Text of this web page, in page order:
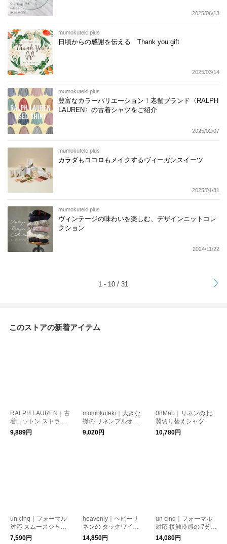
2025/06/13
mumokuteki plus
日頃からの感謝を伝える Thank you gift
2025/03/14
mumokuteki plus
豊富なカラーバリエーション！老舗ブランド〈RALPH
LAUREN〉の古着シャツをご紹介
2025/02/07
mumokuteki plus
カラダもココロもメイクするヴィーガンスイーツ
2025/01/31
mumokuteki plus
ヴィンテージの味わいを楽しむ、デザインニットコレ
クション
2024/11/22
1 - 10 / 31
このストアの新着アイテム
RALPH LAUREN｜古
着コットン ストライ
プ半袖シャツ23
9,889円
mumokuteki｜大きな
襟の リネンプルオー
バー
9,020円
08Mab｜リネンの 比
翼切り替えシャツ
10,780円
un cinq｜フォーマル
対応 スムースジャー
ジーの ハーフスリー
7,590円
heavenly｜ヘビーリ
ネンの タックワイド
パンツ
14,850円
un cinq｜フォーマル
対応 接触冷感の 7分袖
ジャケット
14,080円